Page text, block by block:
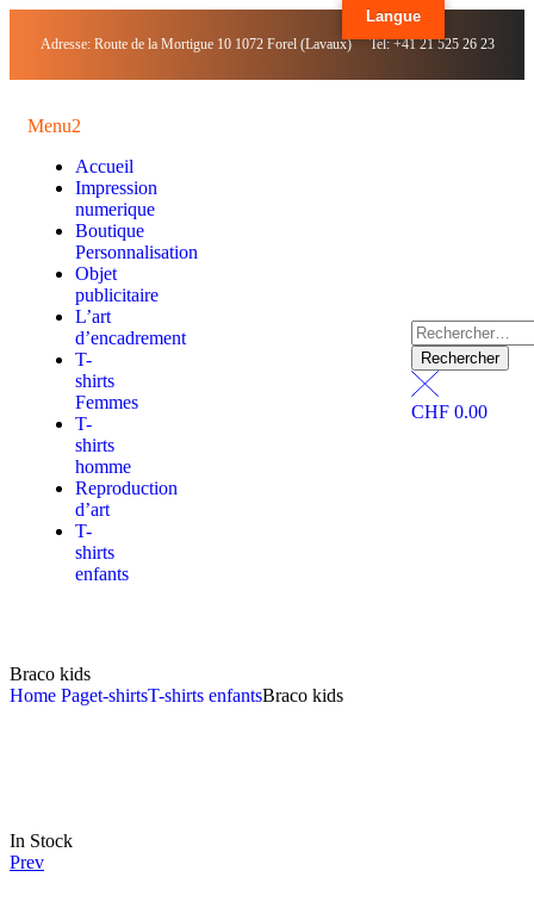
Adresse: Route de la Mortigue 10 1072 Forel (Lavaux) Tel: +41 21 525 26 23
Menu2
Accueil
Impression
numerique
Boutique
Personnalisation
Objet
publicitaire
L’art
d’encadrement
T-
shirts
Femmes
T-
shirts
homme
Reproduction
d’art
T-
shirts
enfants
CHF0.00
Braco kids
Home Paget-shirtsT-shirts enfantsBraco kids
In Stock
Prev
Langue